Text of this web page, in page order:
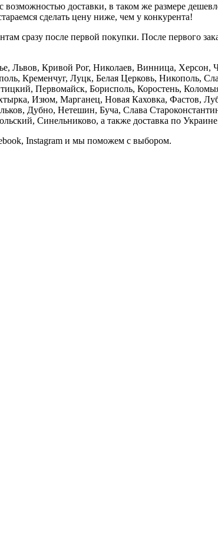
доставки, в таком же размере
сделать цену ниже, чем у конкурента!
сразу после первой покупки. После первого
Львов, Кривой Рог, Николаев, Винница,
Кременчуг, Луцк, Белая Церковь, Никополь,
Первомайск, Борисполь, Коростень,
Изюм, Марганец, Новая Каховка, Фастов,
Дубно, Нетешин, Буча, Слава
Синельниково, а также доставка по
Instagram и мы поможем с выбором.